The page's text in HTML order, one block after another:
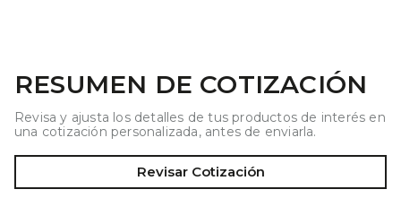
RESUMEN DE COTIZACIÓN
Revisa y ajusta los detalles de tus productos de interés en
una cotización personalizada, antes de enviarla.
Revisar Cotización